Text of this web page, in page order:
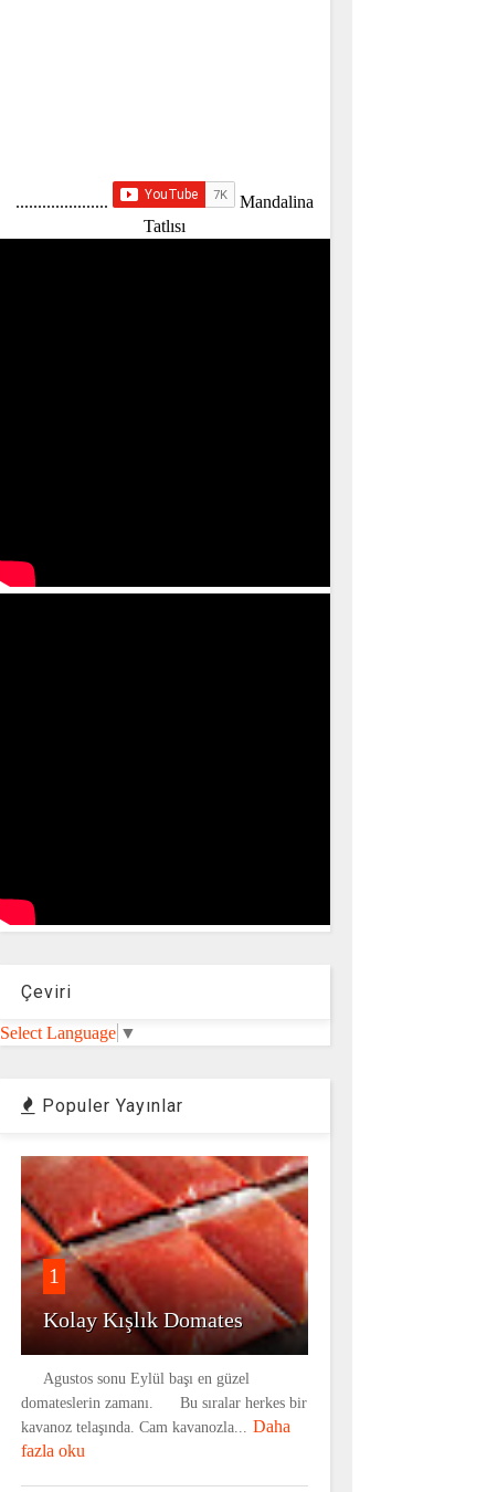
.....................
Mandalina
Tatlısı
Çeviri
Select Language ▼
Populer Yayınlar
1
Kolay Kışlık Domates
Agustos sonu Eylül başı en güzel
domateslerin zamanı. Bu sıralar herkes bir
kavanoz telaşında. Cam kavanozla... Daha
fazla oku